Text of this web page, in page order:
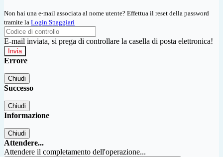
Non hai una e-mail associata al nome utente? Effettua il reset della password
tramite la Login Spaggiari
E-mail inviata, si prega di controllare la casella di posta elettronica!
Errore
Chiudi
Successo
Chiudi
Informazione
Chiudi
Attendere...
Attendere il completamento dell'operazione...